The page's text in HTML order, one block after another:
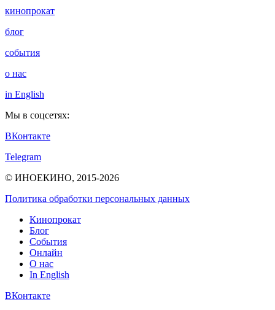
кинопрокат
блог
события
о нас
in English
Мы в соцсетях:
ВКонтакте
Telegram
© ИНОЕКИНО, 2015-2026
Политика обработки персональных данных
Кинопрокат
Блог
События
Онлайн
О нас
In English
ВКонтакте